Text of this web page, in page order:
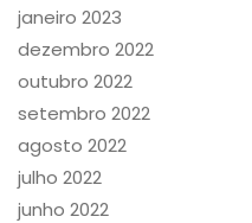
janeiro 2023
dezembro 2022
outubro 2022
setembro 2022
agosto 2022
julho 2022
junho 2022